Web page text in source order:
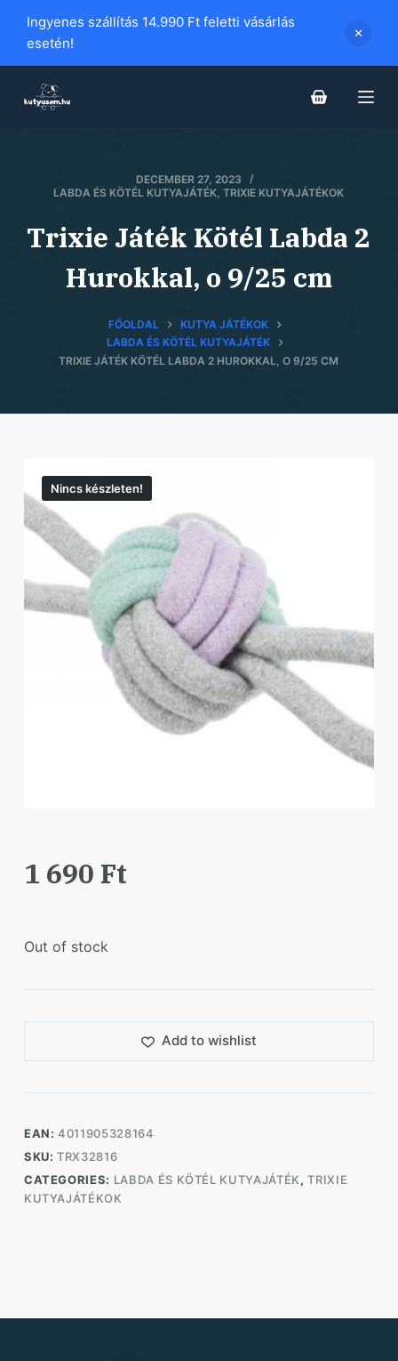
i
Ingyenes szállítás 14.990 Ft feletti vásárlás
esetén!
DECEMBER 27, 2023
LABDA ÉS KÖTÉL KUTYAJÁTÉK,TRIXIE KUTYAJÁTÉKOK
Trixie Játék Kötél Labda 2
Hurokkal, o 9/25 cm
FŐOLDAL
KUTYA JÁTÉKOK
LABDA ÉS KÖTÉL KUTYAJÁTÉK
TRIXIE JÁTÉK KÖTÉL LABDA 2 HUROKKAL, O 9/25 CM
Nincs készleten!
1 690 Ft
Out of stock
Add to wishlist
EAN:4011905328164
SKU:TRX32816
CATEGORIES: LABDA ÉS KÖTÉL KUTYAJÁTÉK,TRIXIE
KUTYAJÁTÉKOK